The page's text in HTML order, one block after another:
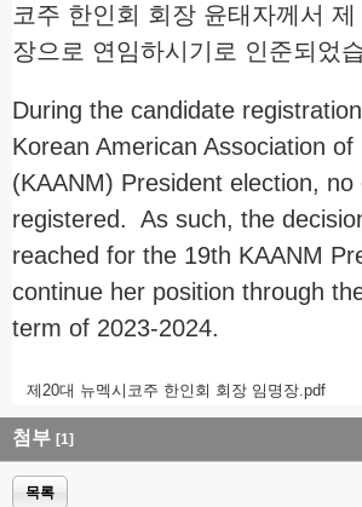
코주 한인회 회장 윤태자께서 제
장으로 연임하시기로 인준되었
During the candidate
Korean American Association of
(KAANM) President election,
registered. As such, the
reached for the 19th KAANM
continue her position through
term of 2023-2024.
제20대 뉴멕시코주 한인회 회장 임명장.pdf
첨부 [1]
목록